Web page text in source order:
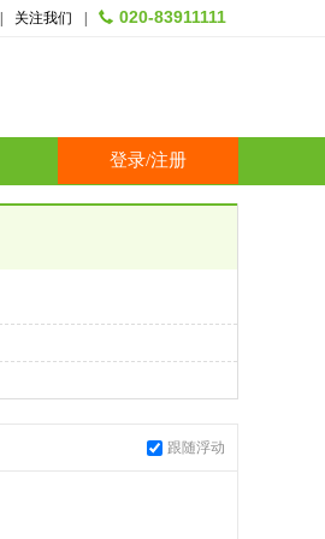
关注我们 020-83911111
登录/注册
跟随浮动